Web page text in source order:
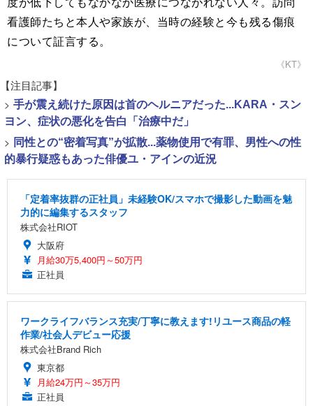
看護師たちと本人や家族が、当時の経験と今も残る傷痕
について証言する。
《KT》
【注目記事】
> 手が震え続けた原因は首のヘルニアだった...KARA・スン
ヨン、症状の悪化を告白「治療中だ」
> 同性との“密着写真”が拡散...薬物使用で有罪、男性への性
的暴行疑惑もあった俳優ユ・アインの近況
「定着率抜群の正社員」未経験OK/スマホで撮影した動画を魅
力的に編集するスタッフ
株式会社RIOT
大阪府
月給30万5,400円～50万円
正社員
ワークライフバランス充実/丁寧に教えます!リユース商品の軽
作業/社会人デビュー応援
株式会社Brand Rich
東京都
月給24万円～35万円
正社員